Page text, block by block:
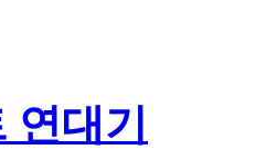
연대기